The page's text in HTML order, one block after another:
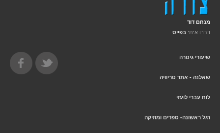
מנחם דוד
דברו איתי בפייס
שיעורי גיטרה
שאלנה - אתר טריוויה
לוח עברי לועזי
רגל ראשונה- ספרים ומוזיקה